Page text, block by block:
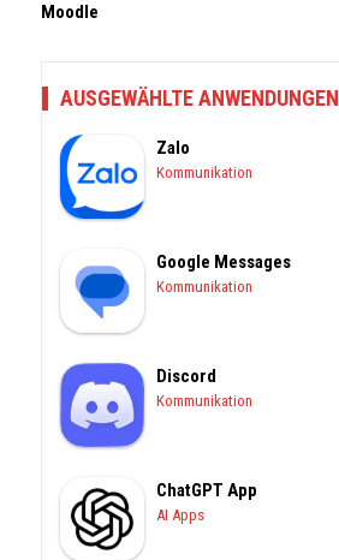
Moodle
AUSGEWÄHLTE ANWENDUNGEN
Zalo
Kommunikation
Google Messages
Kommunikation
Discord
Kommunikation
ChatGPT App
AI Apps